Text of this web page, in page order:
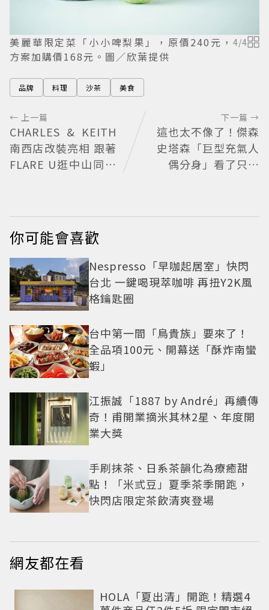
美麗華限定菜「小小啤梨果」，原價240元，
方案加購價168元。圖／欣葉提供
4/4
品牌 料理 沙茶 美食
← 上一篇
CHARLES & KEITH
南西店改裝亮相 跟著
FLARE U逛中山同款
下一篇 →
這也太不像了！傑森
史塔森「巨型充氣人
偶分身」看了只想
你可能會喜歡
Nespresso「早咖起居室」快閃
台北 一鍵喝現萃咖啡 再扭Y2K風
格鑰匙圈
台中第一間「鳥貴族」要來了！
全品項100元、開幕送「酥炸南蠻
蝦」
江振誠「1887 by André」再續傳
奇！甫開業摘米其林2星、年度開
業大獎
手刷抹茶、日系茶韻化為療癒甜
點！「米弎豆」夏季茶季開跑，
快閃店限定茶飲清爽登場
網友都在看
HOLA「夏出清」開跑！精選4